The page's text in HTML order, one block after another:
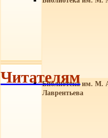
Библиотека им. М.
Лаврентьева
Читателям